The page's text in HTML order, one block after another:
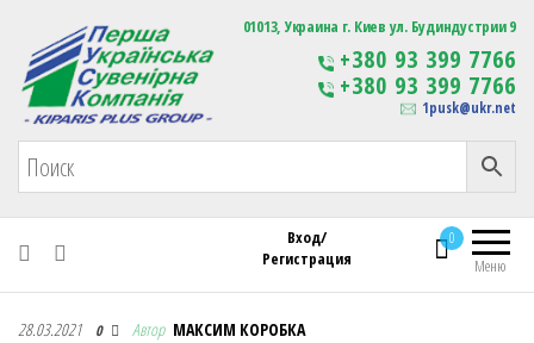
Первая Украинская Сувенирная Компания Изготовление
сувенирной продукции
с логотипом
01013, Украина г. Киев ул. Будиндустрии 9
+380 93 399 7766
+380 93 399 7766
1pusk@ukr.net
Меню
0
Вход/
Регистрация
Первая Украинская Сувенирная Компания
28.03.2021 0 Автор МАКСИМ КОРОБКА